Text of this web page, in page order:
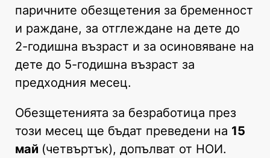
паричните обезщетения за бременност
и раждане, за отглеждане на дете до
2-годишна възраст и за осиновяване на
дете до 5-годишна възраст за
предходния месец.
Обезщетенията за безработица през
този месец ще бъдат преведени на 15
май (четвъртък), допълват от НОИ.